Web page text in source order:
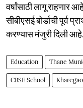
वर्षांसाठी लागू राहणार
सीबीएसई बोर्डाची पूर्व
करण्यास मंजुरी दिली आहे.
Education Thane
CBSE School